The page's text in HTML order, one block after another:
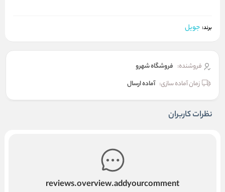
برند: جویل
فروشنده: فروشگاه شهرو
زمان آماده سازی: آماده ارسال
نظرات کاربران
reviews.overview.addyourcomment